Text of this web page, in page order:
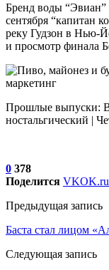
Бренд воды “Эвиан”
сентября “капитан
реку Гудзон в Нью-
и просмотр финала
Прошлые выпуски:
ностальгический |
0 378
Поделится VKOK.ru
Предыдущая запись
Баста стал лицом
Следующая запись